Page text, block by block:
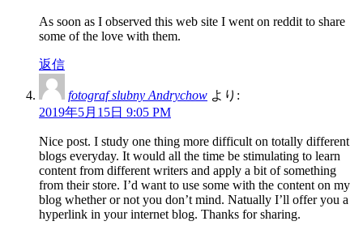
As soon as I observed this web site I went on reddit to share
some of the love with them.
返信
fotograf slubny Andrychow より:
2019年5月15日 9:05 PM
Nice post. I study one thing more difficult on totally different
blogs everyday. It would all the time be stimulating to learn
content from different writers and apply a bit of something
from their store. I’d want to use some with the content on my
blog whether or not you don’t mind. Natually I’ll offer you a
hyperlink in your internet blog. Thanks for sharing.